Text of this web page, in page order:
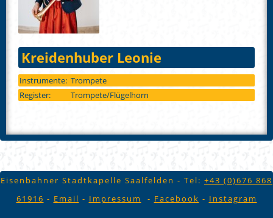
Kreidenhuber Leonie
Instrumente: Trompete
Register:
Trompete/Flügelhorn
Eisenbahner Stadtkapelle Saalfelden - Tel: +43 (0)676 868
61916 - Email - Impressum - Facebook - Instagram